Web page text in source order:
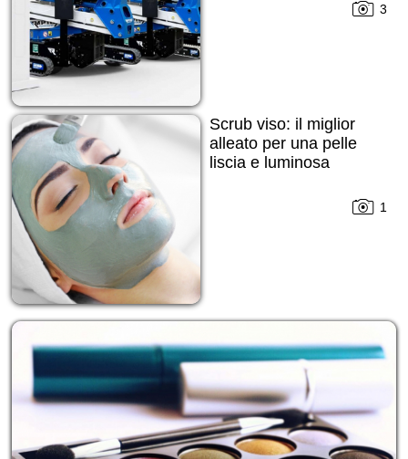
3
Scrub viso: il miglior
alleato per una pelle
liscia e luminosa
1